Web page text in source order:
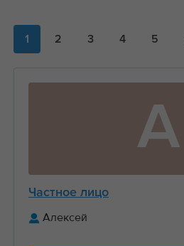
1 2 3 4 5
А
Частное лицо
Алексей